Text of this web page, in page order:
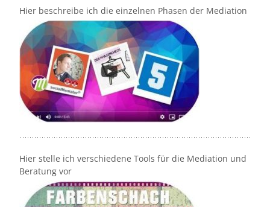
Hier beschreibe ich die einzelnen Phasen der Mediation
Hier stelle ich verschiedene Tools für die Mediation und
Beratung vor